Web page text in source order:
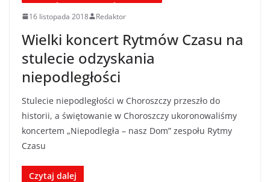
16 listopada 2018 Redaktor
Wielki koncert Rytmów Czasu na
stulecie odzyskania
niepodległości
Stulecie niepodległości w Choroszczy przeszło do
historii, a świętowanie w Choroszczy ukoronowaliśmy
koncertem „Niepodległa – nasz Dom” zespołu Rytmy
Czasu
Czytaj dalej